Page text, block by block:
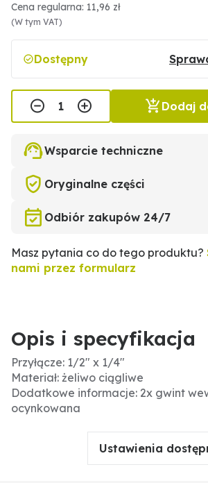
Cena regularna: 11,96 zł
(W tym VAT)
Dostępny
Dodaj
Wsparcie techniczne
Oryginalne części
Odbiór zakupów 24/7
Masz pytania co do tego produktu?
nami przez formularz
Opis i specyfikacja
Przyłącze: 1/2" x 1/4"
Materiał: żeliwo ciągliwe
Dodatkowe informacje: 2x gwint
ocynkowana
Ustawienia